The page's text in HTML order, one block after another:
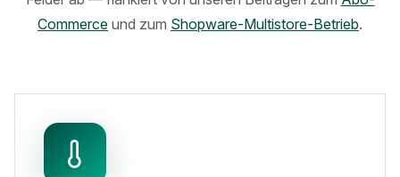
Commerce und zum Shopware-Multistore-Betrieb.